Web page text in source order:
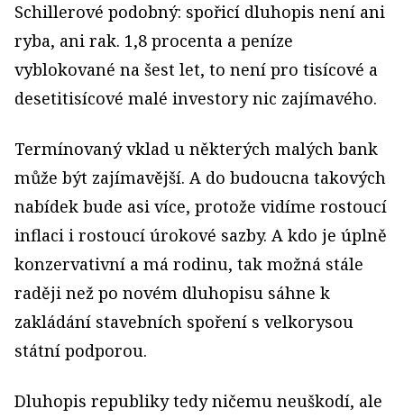
Schillerové podobný: spořicí dluhopis není ani
ryba, ani rak. 1,8 procenta a peníze
vyblokované na šest let, to není pro tisícové a
desetitisícové malé investory nic zajímavého.
Termínovaný vklad u některých malých bank
může být zajímavější. A do budoucna takových
nabídek bude asi více, protože vidíme rostoucí
inflaci i rostoucí úrokové sazby. A kdo je úplně
konzervativní a má rodinu, tak možná stále
raději než po novém dluhopisu sáhne k
zakládání stavebních spoření s velkorysou
státní podporou.
Dluhopis republiky tedy ničemu neuškodí, ale